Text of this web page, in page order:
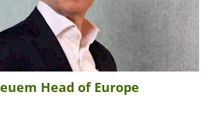
Head of Europe